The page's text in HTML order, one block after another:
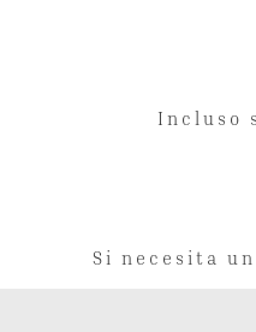
Incluso sabe
Si necesita